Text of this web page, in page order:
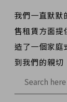
我們一直默默
售租賃方面提
造了一個家庭
到我們的親切